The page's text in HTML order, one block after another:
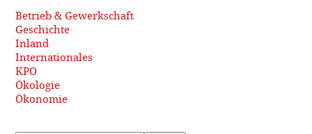
Betrieb & Gewerkschaft
Geschichte
Inland
Internationales
KPO
Ökologie
Ökonomie